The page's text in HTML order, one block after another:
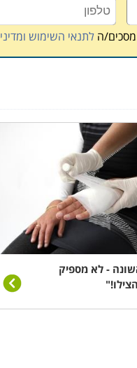
טווינה, שיאצו
שהיא נדבך חיוני
המרצת זרימת הדם
בתכונותיהם
טיפול שאינו מכביד
משמשת לטיפול
שסובלים מבעיות
בקשר גוף ונפש כדי לחזק
האשפוז, אלא גם
מסכים/הלתנאי השימוש
- לא מספיק